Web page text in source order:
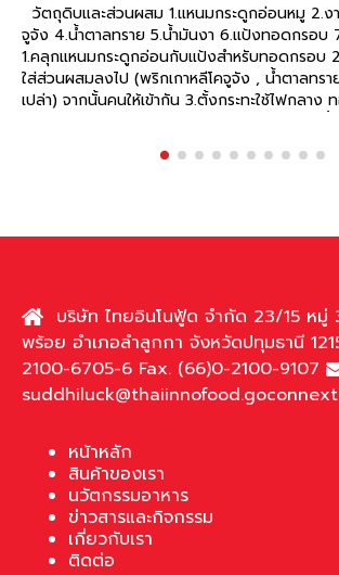
วัตถุดิบและส่วนผสม 1.แหนมกระดูกอ่อนหมู 2.ง
จูจัง 4.น้ำตาลทราย 5.น้ำมันงา 6.แป้งทอดกรอบ
1.คลุกแหนมกระดูกอ่อนกับแป้งสำหรับทอดกรอบ 2.ตั้งกระทะใช้ไฟอ่อน
ใส่ส่วนผสมลงไป (พริกเกาหลีโคจูจัง , น้ำตาลทร
เปล่า) จากนั้นคนให้เข้ากัน 3.ตั้งกระทะใช้ไฟกลาง
“แหนมกระดูกอ่อนหมู ตราสุทธิลั
บริษัท ไทยอินโนฟู้ด จำกัด 23/15 หมู่
พร้อย อำเภอลำลูกกา จังหวัดปทุมธานี
2100-6705-6 Fax. (66)0-2100-9107
หน้าหลัก
สินค้าของเรา
นวัตกรรมอาหาร
ข่าวสารและกิจกรรม
เกี่ยวกับเรา
ติดต่อ